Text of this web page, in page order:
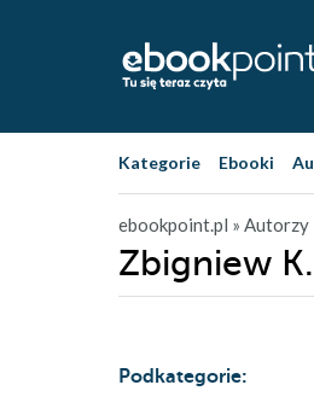
Kategorie Ebooki
ebookpoint.pl » Autorzy
Zbigniew
Podkategorie: